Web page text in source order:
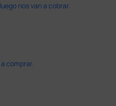
nos van a cobrar.
comprar.